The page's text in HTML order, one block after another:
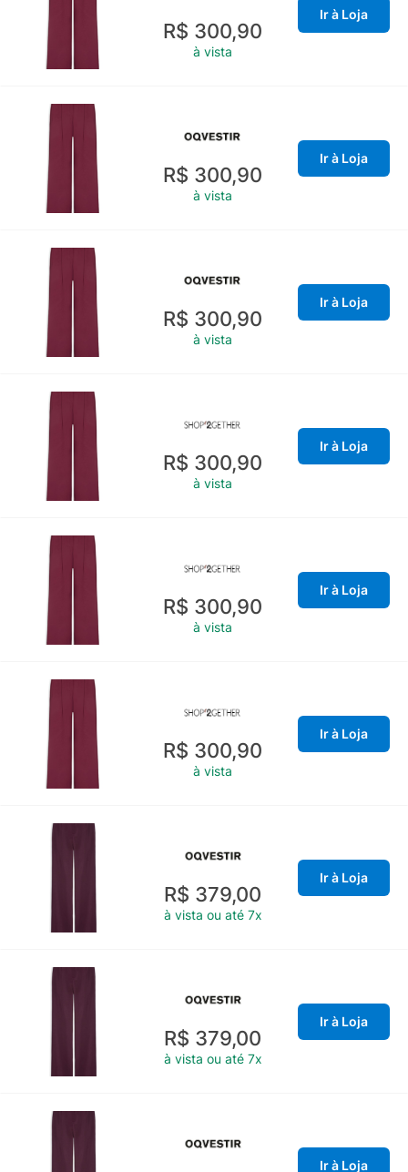
R$ 300,90
à vista
Ir à Loja
R$ 300,90
à vista
Ir à Loja
R$ 300,90
à vista
Ir à Loja
R$ 300,90
à vista
Ir à Loja
R$ 300,90
à vista
Ir à Loja
R$ 300,90
à vista
Ir à Loja
R$ 379,00
à vista ou até 7x
Ir à Loja
R$ 379,00
à vista ou até 7x
Ir à Loja
Ir à Loja